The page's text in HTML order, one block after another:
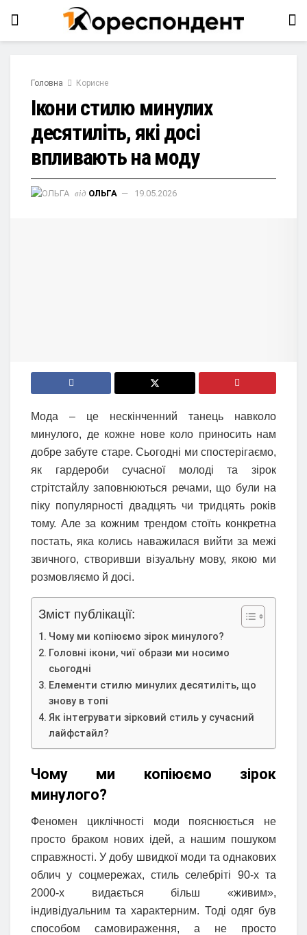
Головна Корисне
Ікони стилю минулих
десятиліть, які досі
впливають на моду
від ОЛЬГА 19.05.2026
Мода – це нескінченний танець навколо
минулого, де кожне нове коло приносить нам
добре забуте старе. Сьогодні ми спостерігаємо,
як гардероби сучасної молоді та зірок
стрітстайлу заповнюються речами, що були на
піку популярності двадцять чи тридцять років
тому. Але за кожним трендом стоїть конкретна
постать, яка колись наважилася вийти за межі
звичного, створивши візуальну мову, якою ми
розмовляємо й досі.
Зміст публікації:
Чому ми копіюємо зірок минулого?
Головні ікони, чиї образи ми носимо
сьогодні
Елементи стилю минулих десятиліть, що
знову в топі
Як інтегрувати зірковий стиль у сучасний
лайфстайл?
Чому ми копіюємо зірок
минулого?
Феномен циклічності моди пояснюється не
просто браком нових ідей, а нашим пошуком
справжності. У добу швидкої моди та однакових
облич у соцмережах, стиль селебріті 90-х та
2000-х видається більш «живим»,
індивідуальним та характерним. Тоді одяг був
способом самовираження, а не просто